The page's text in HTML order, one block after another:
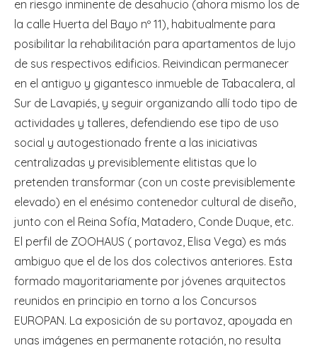
en riesgo inminente de desahucio (ahora mismo los de
la calle Huerta del Bayo nº 11), habitualmente para
posibilitar la rehabilitación para apartamentos de lujo
de sus respectivos edificios. Reivindican permanecer
en el antiguo y gigantesco inmueble de Tabacalera, al
Sur de Lavapiés, y seguir organizando allí todo tipo de
actividades y talleres, defendiendo ese tipo de uso
social y autogestionado frente a las iniciativas
centralizadas y previsiblemente elitistas que lo
pretenden transformar (con un coste previsiblemente
elevado) en el enésimo contenedor cultural de diseño,
junto con el Reina Sofía, Matadero, Conde Duque, etc.
El perfil de ZOOHAUS ( portavoz, Elisa Vega) es más
ambiguo que el de los dos colectivos anteriores. Esta
formado mayoritariamente por jóvenes arquitectos
reunidos en principio en torno a los Concursos
EUROPAN. La exposición de su portavoz, apoyada en
unas imágenes en permanente rotación, no resulta